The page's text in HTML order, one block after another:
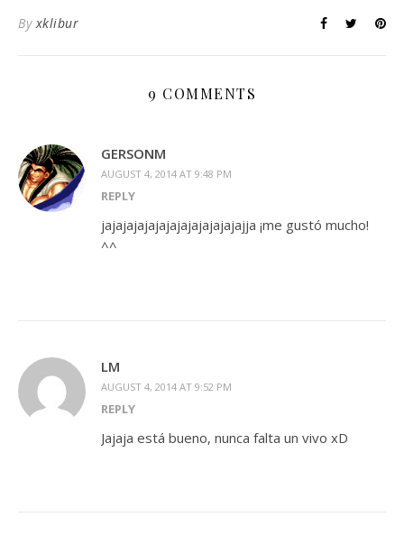
Byxklibur
9 COMMENTS
GERSONM
AUGUST 4, 2014 AT 9:48 PM
REPLY
jajajajajajajajajajajajajajja ¡me gustó mucho!
^^
LM
AUGUST 4, 2014 AT 9:52 PM
REPLY
Jajaja está bueno, nunca falta un vivo xD